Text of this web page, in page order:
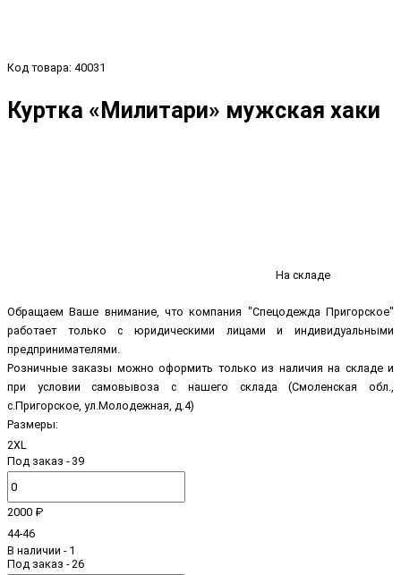
Код товара: 40031
Куртка «Милитари» мужская хаки
На складе
Обращаем Ваше внимание, что компания "Спецодежда Пригорское"
работает только с юридическими лицами и индивидуальными
предпринимателями.
Розничные заказы можно оформить только из наличия на складе и
при условии самовывоза с нашего склада (Смоленская обл.,
с.Пригорское, ул.Молодежная, д.4)
Размеры:
2XL
Под заказ - 39
2000 ₽
44-46
В наличии - 1
Под заказ - 26